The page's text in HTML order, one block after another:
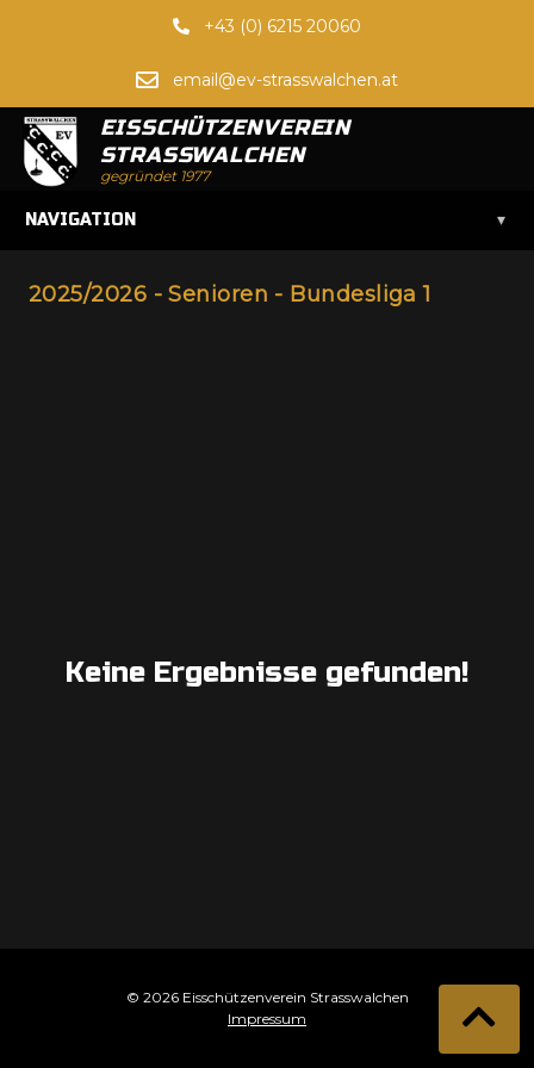
+43 (0) 6215 20060
email@ev-strasswalchen.at
EISSCHÜTZENVEREIN
STRASSWALCHEN
gegründet 1977
NAVIGATION ▾
2025/2026 - Senioren - Bundesliga 1
Keine Ergebnisse gefunden!
© 2026 Eisschützenverein Strasswalchen
Impressum